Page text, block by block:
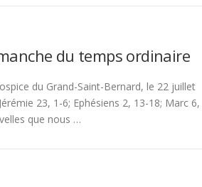
du temps ordinaire
du Grand-Saint-Bernard, le 22 juillet
23, 1-6; Ephésiens 2, 13-18; Marc 6,
que nous …